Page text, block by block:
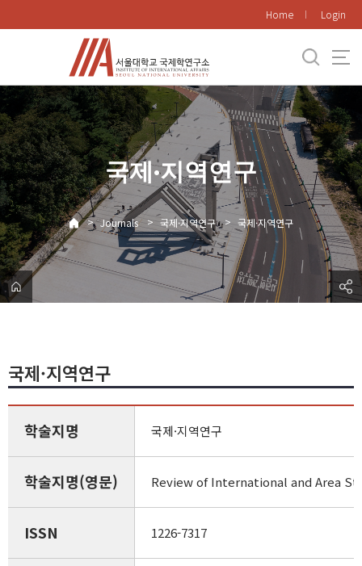
로
메
뉴
Home Login
국제·지역연구
> Journals > 국제·지역연구 > 국제·지역연구
국제·지역연구
학술지명 국제·지역연구
학술지명(영문) Review of International and Area
ISSN 1226-7317